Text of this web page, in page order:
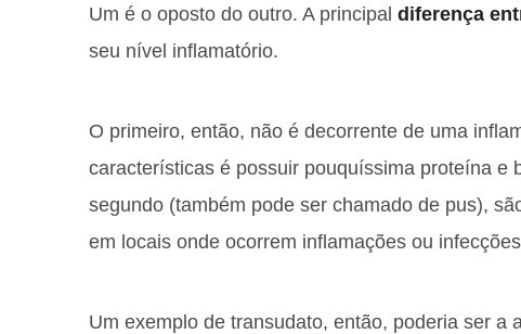
Um é o oposto do outro. A principal diferença
seu nível inflamatório.
O primeiro, então, não é decorrente de uma
características é possuir pouquíssima proteína e
segundo (também pode ser chamado de pus),
em locais onde ocorrem inflamações ou
Um exemplo de transudato, então, poderia ser a